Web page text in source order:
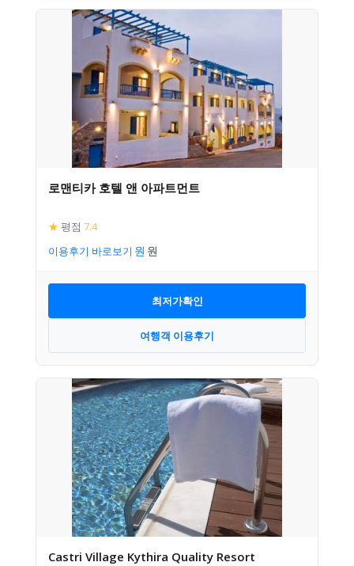
로맨티카 호텔 앤 아파트먼트
★ 평점 7.4
이용후기 바로보기
최저가확인
여행객 이용후기
Castri Village Kythira Quality Resort